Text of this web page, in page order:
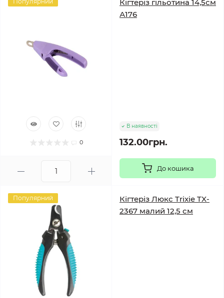
0
Кігтеріз гільотина 14,5см
А176
В наявності
132.00грн.
До кошика
Популярний
Кігтеріз Люкс Trixie TX-
2367 малий 12,5 см